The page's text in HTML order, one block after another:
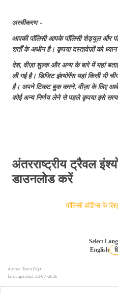
भारतीय नागरिकों के लिए कनाडा
प्रकार
भारत में वर्क वीज़ा
विलंबित या गुम हुआ
भारतीयों के लिए वीजा
भारत से यात्रा करने के लिए सबसे
जब आपका पासपोर्ट खो जाए
ट्रेवल इंश्योरेंस
अस्वीकरण -
आपकी पॉलिसी आपके पॉलिसी शेड्यूल और
शर्तों के अधीन है। कृपया दस्तावेज़ों को
देश, वीज़ा शुल्क और अन्य के बारे में यहां
ली गई है। डिजिट इंश्योरेंस यहां किसी भी
है। अपने टिकट बुक करने, वीज़ा के लिए
कोई अन्य निर्णय लेने से पहले कृपया इसे
अंतरराष्ट्रीय ट्रैवल
डाउनलोड करें
पॉलिसी वर्डिंग्स के
Select
English
Author: Team Digit
Last updated: 22-07-2026